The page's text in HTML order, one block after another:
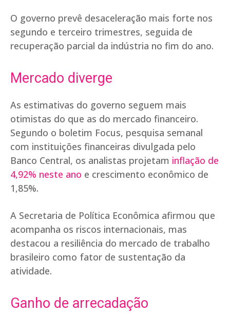
O governo prevê desaceleração mais forte nos
segundo e terceiro trimestres, seguida de
recuperação parcial da indústria no fim do ano.
Mercado diverge
As estimativas do governo seguem mais
otimistas do que as do mercado financeiro.
Segundo o boletim Focus, pesquisa semanal
com instituições financeiras divulgada pelo
Banco Central, os analistas projetam inflação de
4,92% neste ano e crescimento econômico de
1,85%.
A Secretaria de Política Econômica afirmou que
acompanha os riscos internacionais, mas
destacou a resiliência do mercado de trabalho
brasileiro como fator de sustentação da
atividade.
Ganho de arrecadação